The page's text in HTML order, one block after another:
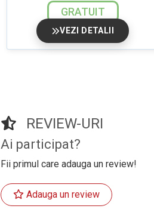
GRATUIT
VEZI DETALII
REVIEW-URI
Ai participat?
Fii primul care adauga un review!
Adauga un review